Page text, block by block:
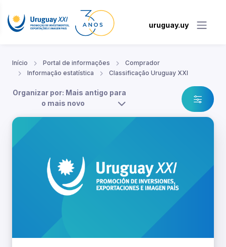
uruguay.uy
Início Portal de informações
Comprador
Informação estatística
Classificação Uruguay XXI
Organizar por: Mais antigo para
o mais novo